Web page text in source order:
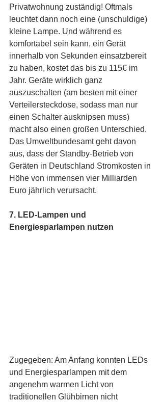
Privatwohnung zuständig! Oftmals
leuchtet dann noch eine (unschuldige)
kleine Lampe. Und während es
komfortabel sein kann, ein Gerät
innerhalb von Sekunden einsatzbereit
zu haben, kostet das bis zu 115€ im
Jahr. Geräte wirklich ganz
auszuschalten (am besten mit einer
Verteilersteckdose, sodass man nur
einen Schalter ausknipsen muss)
macht also einen großen Unterschied.
Das Umweltbundesamt geht davon
aus, dass der Standby-Betrieb von
Geräten in Deutschland Stromkosten in
Höhe von immensen vier Milliarden
Euro jährlich verursacht.
7. LED-Lampen und
Energiesparlampen nutzen
Zugegeben: Am Anfang konnten LEDs
und Energiesparlampen mit dem
angenehm warmen Licht von
traditionellen Glühbirnen nicht